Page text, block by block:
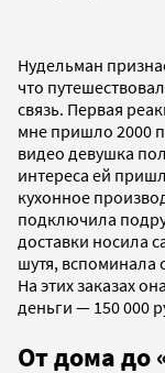
Нудельман
что
связь. Первая
мне пришло 2000
видео девушка
интереса ей
кухонное
подключила
доставки носила
шутя, вспоминала
На этих заказах
деньги — 150 000
От дома до